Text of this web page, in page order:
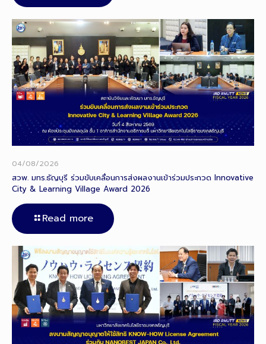
04/08/2026
สวพ. มทร.ธัญบุรี ร่วมขับเคลื่อนการส่งผลงานเข้าร่วมประกวด Innovative
City & Learning Village Award 2026
Read more